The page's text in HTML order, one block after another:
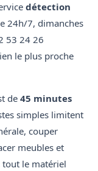
détection
24h/7, dimanches
53 24 26
le plus proche
de 45 minutes
simples limitent
couper
meubles et
tout le matériel